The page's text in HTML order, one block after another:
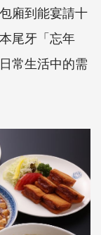
廂到能宴請十
尾牙「忘年
常生活中的需